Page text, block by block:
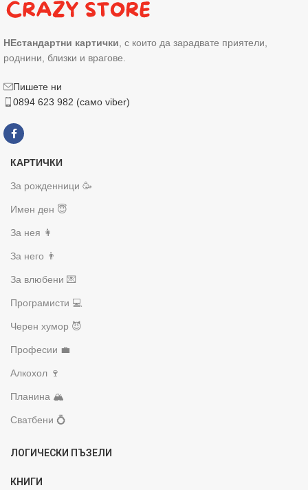
НЕстандартни картички, с които да зарадвате приятели,
роднини, близки и врагове.
Пишете ни
0894 623 982 (само viber)
КАРТИЧКИ
За рожденници 🥳
Имен ден 😇
За нея 👩
За него 👨
За влюбени 💌
Програмисти 💻
Черен хумор 😈
Професии 💼
Алкохол 🍷
Планина 🏔️
Сватбени 💍
ЛОГИЧЕСКИ ПЪЗЕЛИ
КНИГИ